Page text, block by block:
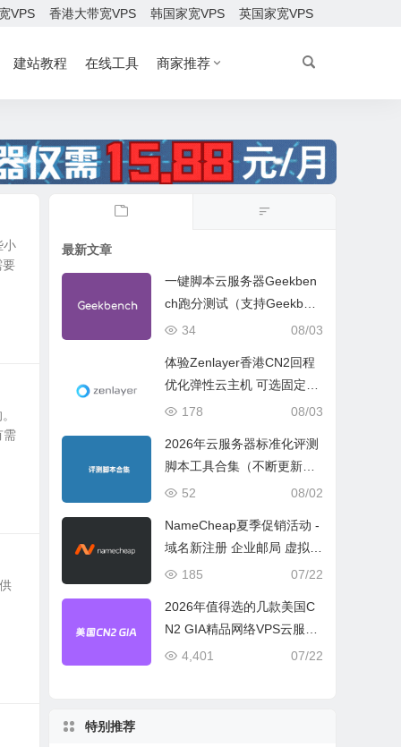
VPS 香港大带宽VPS 韩国家宽VPS 英国家宽VPS
建站教程 在线工具 商家推荐
小
要
需
最新文章
一键脚本云服务器Geekben
ch跑分测试（支持Geekben
ch 5 Geekbench 6 Geekbe
08/03
34
体验Zenlayer香港CN2回程
优化弹性云主机 可选固定带
宽或流量模式
08/03
178
2026年云服务器标准化评测
脚本工具合集（不断更新完
善）
08/02
52
NameCheap夏季促销活动 -
域名新注册 企业邮局 虚拟主
机活动盘点
07/22
185
2026年值得选的几款美国C
N2 GIA精品网络VPS云服务
器推荐
07/22
4,401
特别推荐